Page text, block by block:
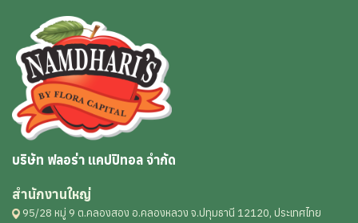
บริษัท ฟลอร่า แคปปิทอล จำกัด
สำนักงานใหญ่
95/28 หมู่ 9 ต.คลองสอง อ.คลองหลวง จ.ปทุมธานี 12120, ประเทศไทย